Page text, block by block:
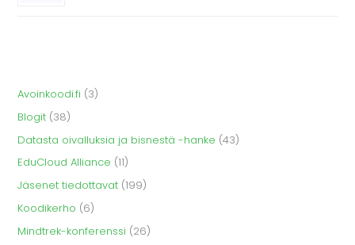
Avoinkoodi.fi (3)
Blogit (38)
Datasta oivalluksia ja bisnestä -hanke (43)
EduCloud Alliance (11)
Jäsenet tiedottavat (199)
Koodikerho (6)
Mindtrek-konferenssi (26)